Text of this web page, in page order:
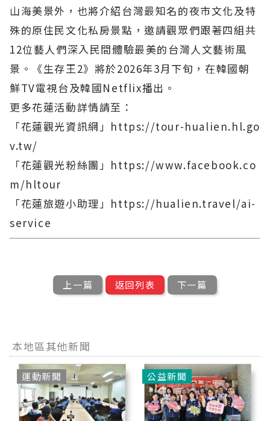
山海美景外，也將介紹台灣最知名的夜市文化及特
殊的原住民文化私房景點，邀請觀眾們跟著四組共
12位藝人們深入民間體驗最美的台灣人文藝術風
景。《生存王2》將於2026年3月下旬，在韓國朝
鮮TV電視台及韓國Netflix播出。
更多花蓮活動詳情請至：
「花蓮觀光資訊網」https://tour-hualien.hl.go
v.tw/
「花蓮觀光粉絲團」https://www.facebook.co
m/hltour
「花蓮旅遊小助理」https://hualien.travel/ai-
service
上一篇 返回列表 下一篇
本地區其他新聞
運動新聞 公益新聞